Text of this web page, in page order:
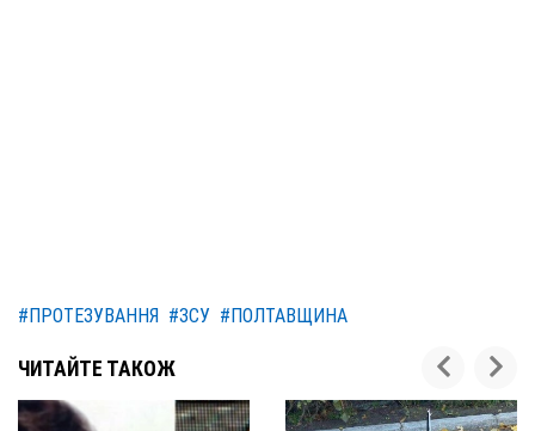
#ПРОТЕЗУВАННЯ #ЗСУ #ПОЛТАВЩИНА
ЧИТАЙТЕ ТАКОЖ